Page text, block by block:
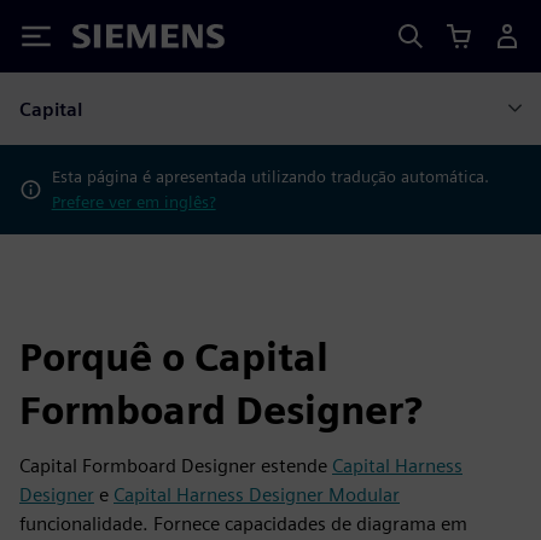
Siemens
Capital
Esta página é apresentada utilizando tradução automática.
Prefere ver em inglês?
Porquê o Capital
Formboard Designer?
Capital Formboard Designer estende Capital Harness
Designer e Capital Harness Designer Modular
funcionalidade. Fornece capacidades de diagrama em